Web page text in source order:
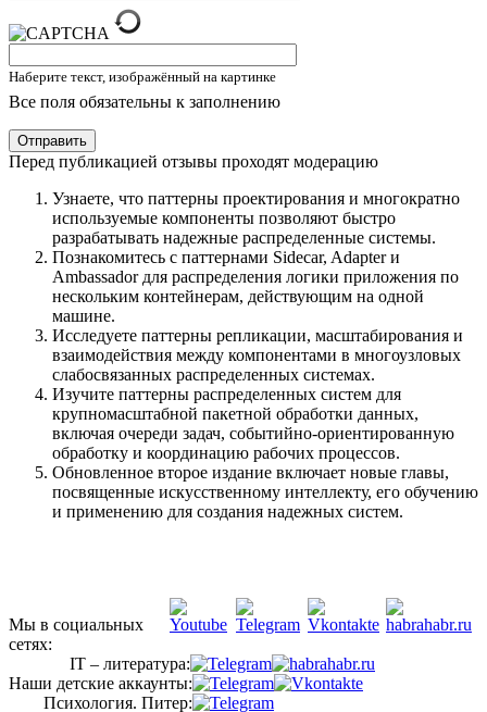
Наберите текст, изображённый на картинке
Все поля обязательны к заполнению
Отправить
Перед публикацией отзывы проходят модерацию
Узнаете, что паттерны проектирования и многократно
используемые компоненты позволяют быстро
разрабатывать надежные распределенные системы.
Познакомитесь с паттернами Sidecar, Adapter и
Ambassador для раcпределения логики приложения по
нескольким контейнерам, действующим на одной
машине.
Исследуете паттерны репликации, масштабирования и
взаимодействия между компонентами в многоузловых
слабосвязанных распределенных системах.
Изучите паттерны распределенных систем для
крупномасштабной пакетной обработки данных,
включая очереди задач, событийно-ориентированную
обработку и координацию рабочих процессов.
Обновленное второе издание включает новые главы,
посвященные искусственному интеллекту, его обучению
и применению для создания надежных систем.
Мы в социальных
сетях:
IT – литература:
Наши детские аккаунты:
Психология. Питер: